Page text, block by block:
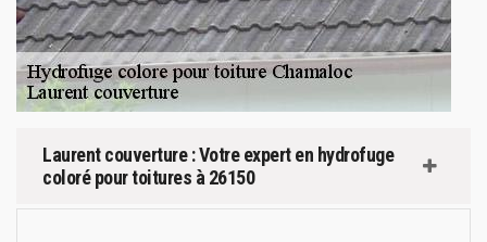
Laurent couverture : Votre expert en hydrofuge
coloré pour toitures à 26150